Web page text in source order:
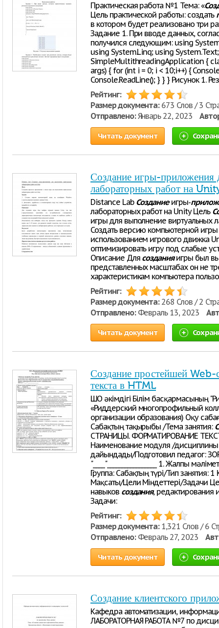
Практическая работа №1 Тема: «
Цель практической работы: создать
в котором будет реализовано три
Задание 1. При вводе данных,
получился следующим: using
using System.Linq; using
SimpleMultithreadingApplication {
args) { for (int i = 0; i < 10;i++) {
Console.ReadLine(); } } } Рисунок 1.
Рейтинг:
Размер документа:673 Слов / 3
Отправлено:Январь 22, 2023
Читать документ
Создание игры-приложения
лабораторных работ на
Distance Lab Созданиеигры-
лабораторных работ на Unity Цель
игры для выполнение виртуальных
Создать версию компьютерной
использованием игрового движка
оптимизировать игру под слабые
Описание Для созданияигры был
представленных масштабах он не
характеристикам компьютера
Рейтинг:
Размер документа:268 Слов / 2
Отправлено:Февраль 13, 2023
Читать документ
Создание простейшей
текста в HTML
ШҚО әкімдігі Білім басқармасының
«Риддерский многопрофильный
организации образования) Оқу
Сабақтың тақырыбы /Тема занятия:
СТРАНИЦЫ. ФОРМАТИРОВАНИЕ
Наименование модуля /
дайындады/Подготовил педагог:
"____"_________________ 1. Жалпы
Группа: Сабақтың түрі/Тип занятия:
Мақсаты/Цели Міндеттері/Задачи
навыков создания,
Задачи:
Рейтинг:
Размер документа:1,321 Слов / 6
Отправлено:Февраль 27, 2023
Читать документ
Создание клиентского
Кафедра автоматизации,
ЛАБОРАТОРНАЯ РАБОТА №7 по